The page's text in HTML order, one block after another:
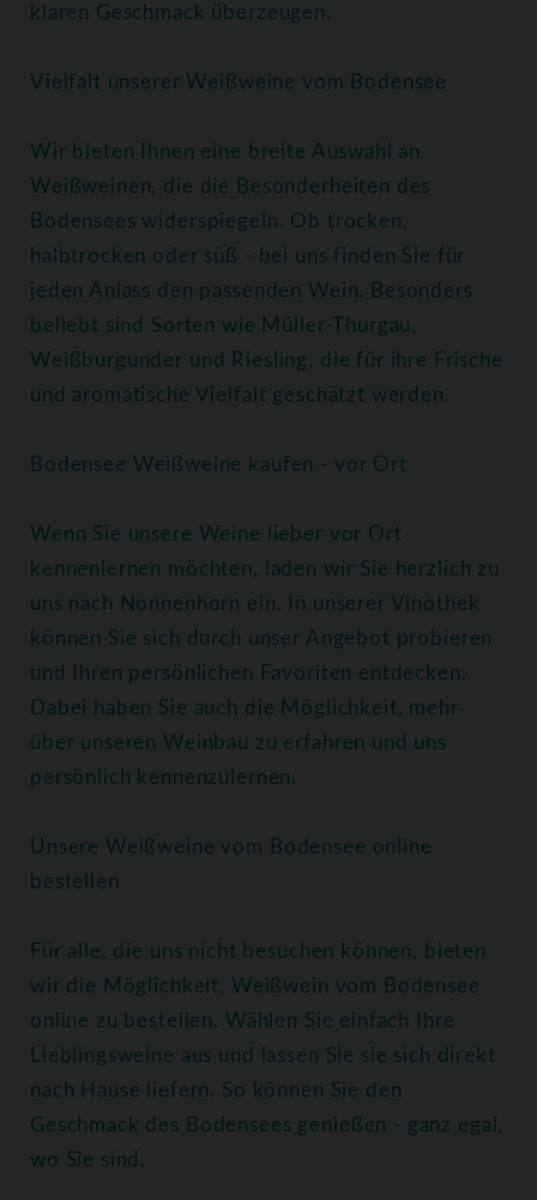
klaren Geschmack überzeugen.
Vielfalt unserer Weißweine vom Bodensee
Wir bieten Ihnen eine breite Auswahl an
Weißweinen, die die Besonderheiten des
Bodensees widerspiegeln. Ob trocken,
halbtrocken oder süß - bei uns finden Sie für
jeden Anlass den passenden Wein. Besonders
beliebt sind Sorten wie Müller-Thurgau,
Weißburgunder und Riesling, die für ihre Frische
und aromatische Vielfalt geschätzt werden.
Bodensee Weißweine kaufen - vor Ort
Wenn Sie unsere Weine lieber vor Ort
kennenlernen möchten, laden wir Sie herzlich zu
uns nach Nonnenhorn ein. In unserer Vinothek
können Sie sich durch unser Angebot probieren
und Ihren persönlichen Favoriten entdecken.
Dabei haben Sie auch die Möglichkeit, mehr
über unseren Weinbau zu erfahren und uns
persönlich kennenzulernen.
Unsere Weißweine vom Bodensee online
bestellen
Für alle, die uns nicht besuchen können, bieten
wir die Möglichkeit, Weißwein vom Bodensee
online zu bestellen. Wählen Sie einfach Ihre
Lieblingsweine aus und lassen Sie sie sich direkt
nach Hause liefern. So können Sie den
Geschmack des Bodensees genießen - ganz egal,
wo Sie sind.